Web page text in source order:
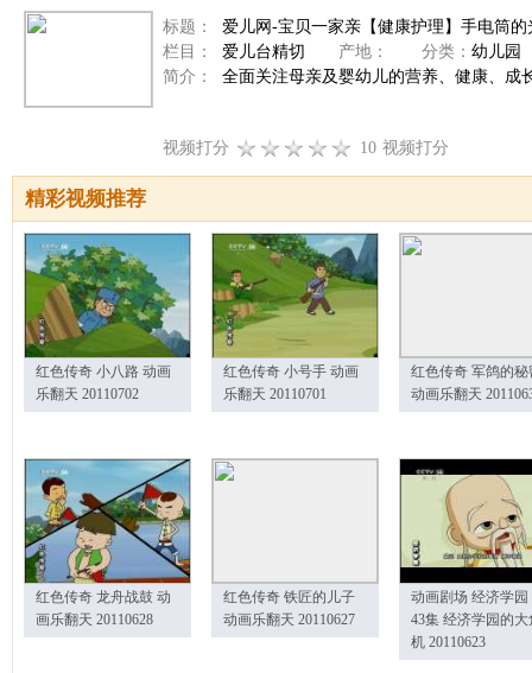
标题：
爱儿网-宝贝一家亲【健康护理】手电筒的
栏目：
爱儿台精切 产地： 分类： 幼儿园
简介：
全面关注母亲及婴幼儿的营养、健康、成
视频打分 10 视频打分
精彩视频推荐
红色传奇 小八路 动画
乐翻天 20110702
红色传奇 小号手 动画
乐翻天 20110701
红色传奇 军鸽的秘
动画乐翻天
红色传奇 龙舟战鼓 动
画乐翻天 20110628
红色传奇 铁匠的儿子
动画乐翻天 20110627
动画剧场 经济学园
43集 经济学园的大
机 20110623